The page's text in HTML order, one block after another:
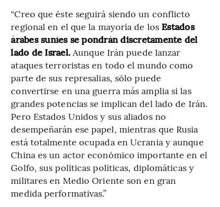
“Creo que éste seguirá siendo un conflicto
regional en el que la mayoría de los Estados
árabes suníes se pondrán discretamente del
lado de Israel. Aunque Irán puede lanzar
ataques terroristas en todo el mundo como
parte de sus represalias, sólo puede
convertirse en una guerra más amplia si las
grandes potencias se implican del lado de Irán.
Pero Estados Unidos y sus aliados no
desempeñarán ese papel, mientras que Rusia
está totalmente ocupada en Ucrania y aunque
China es un actor económico importante en el
Golfo, sus políticas políticas, diplomáticas y
militares en Medio Oriente son en gran
medida performativas.”